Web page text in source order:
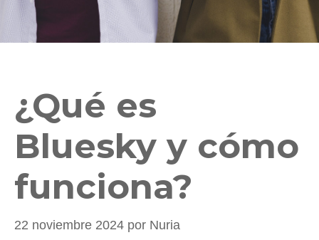
¿Qué es
Bluesky y cómo
funciona?
22 noviembre 2024 por Nuria